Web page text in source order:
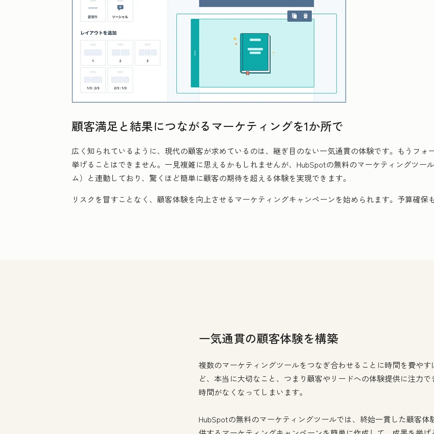
顧客満足と結果につながるマーケティングを1か所で
広く知られているように、現代の顧客が求めているのは、継ぎ目のない一気通貫の体験です。もうフォ
挙げることはできません。一見複雑に思えるかもしれませんが、HubSpotの無料のマーケティングツー
ム）と連動しており、驚くほど簡単に顧客の期待を超える体験を実現できます。
リスクを冒すことなく、顧客体験を向上させるマーケティングキャンペーンを始められます。予算確保
一気通貫の顧客体験を構築
複数のマーケティングツールをつなぎ合わせることに時間を費やす
ど、本当に大切なこと、つまり顧客やリードへの体験提供に注力で
時間がなくなってしまいます。
HubSpotの無料のマーケティングツールでは、終始一貫した顧客体